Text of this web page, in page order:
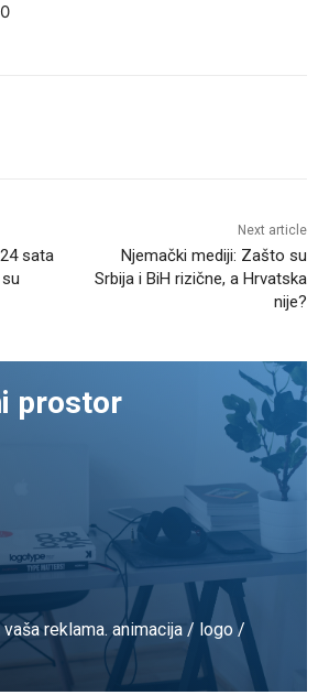
sata
Next article
Njemački mediji: Zašto su
Srbija i BiH rizične, a Hrvatska
nije?
prostor
reklama. animacija / logo /